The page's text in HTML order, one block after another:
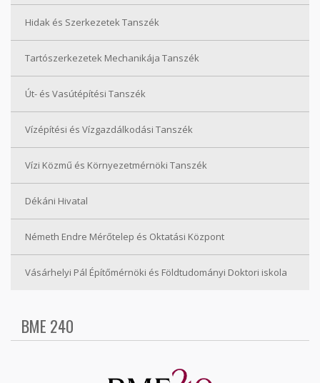
Hidak és Szerkezetek Tanszék
Tartószerkezetek Mechanikája Tanszék
Út- és Vasútépítési Tanszék
Vízépítési és Vízgazdálkodási Tanszék
Vízi Közmű és Környezetmérnöki Tanszék
Dékáni Hivatal
Németh Endre Mérőtelep és Oktatási Központ
Vásárhelyi Pál Építőmérnöki és Földtudományi Doktori iskola
BME 240